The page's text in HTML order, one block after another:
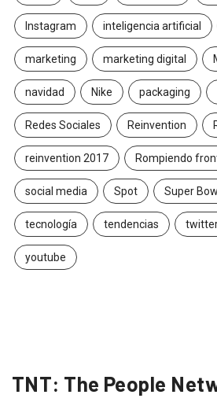
Instagram inteligencia artificial
marketing marketing digital
navidad Nike packaging
Redes Sociales Reinvention
reinvention 2017 Rompiendo
social media Spot Super Bowl
tecnología tendencias
youtube
TNT: The People